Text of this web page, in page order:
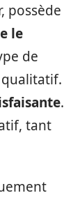
possède
le
de
.
tant